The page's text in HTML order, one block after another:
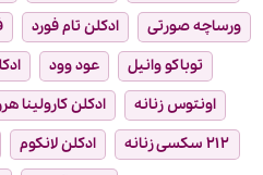
ورساچه صورتی
ادکلن تام فورد
توباکو وانیل
عود وود
اونتوس زنانه
ادکلن کارولینا
۲۱۲ سکسی زنانه
ادکلن لانکوم